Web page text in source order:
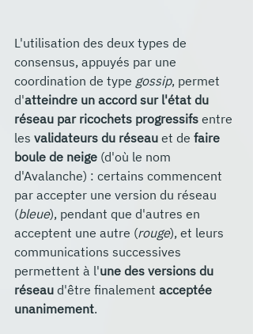
L'utilisation des deux types de
consensus, appuyés par une
coordination de type gossip, permet
d'atteindre un accord sur l'état du
réseau par ricochets progressifs entre
les validateurs du réseau et de faire
boule de neige (d'où le nom
d'Avalanche) : certains commencent
par accepter une version du réseau
(bleue), pendant que d'autres en
acceptent une autre (rouge), et leurs
communications successives
permettent à l'une des versions du
réseau d'être finalement acceptée
unanimement.